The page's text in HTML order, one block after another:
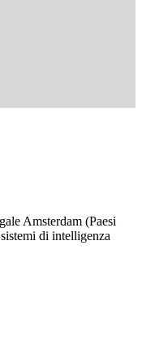
Amsterdam (Paesi
di intelligenza